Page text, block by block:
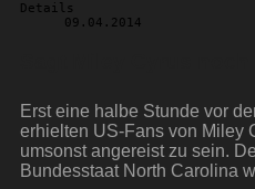
Details
09.04.2014
Erst eine halbe Stunde vor
erhielten US-Fans von Miley
umsonst angereist zu sein.
Bundesstaat North Carolina